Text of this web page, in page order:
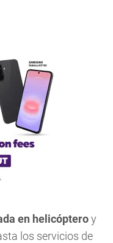
en helicópteroy
los servicios de